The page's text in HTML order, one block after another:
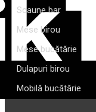
Scaune bar
Mese birou
Mese bucătărie
Dulapuri birou
Mobilă bucătărie